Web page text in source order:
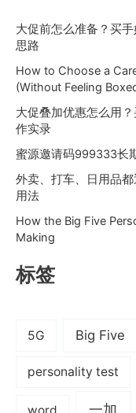
大促前怎么准备？买
思路
How to Choose a
(Without Feeling
大促叠加优惠怎么用
作实录
蜜源邀请码999333长
外卖、打车、日用品
用法
How the Big Five
Making
标签
5G Big Five
personality test
一加